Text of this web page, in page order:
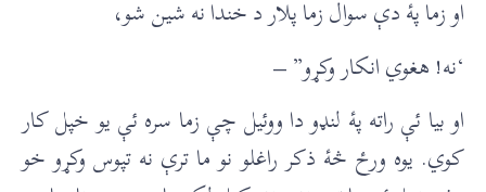
او زما پۀ دې سوال زما پلار د خندا نه شین شو،
‘نه! هغوي انکار وکړو” –
او بیا ئې راته پۀ لنډو دا ووئیل چې زما سره ئې يو خپل کار
کوي. یوه ورځ څۀ ذکر راغلو نو ما ترې نه تپوس وکړو خو